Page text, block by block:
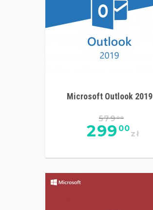
Microsoft Outlook 2019
57900
299 00
zł